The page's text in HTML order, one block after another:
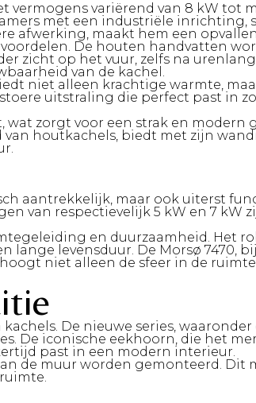
variërend van 8 kW tot
met een industriële inrichting,
afwerking, maakt hem een
De houten handvatten
zicht op het vuur, zelfs na
van de kachel.
niet alleen krachtige warmte,
uitstraling die perfect past in
zorgt voor een strak en
houtkachels, biedt met zijn
aantrekkelijk, maar ook uiterst
van respectievelijk 5 kW en 7 kW
en duurzaamheid. Het
levensduur. De Morsø 7470,
niet alleen de sfeer in de
De nieuwe series, waaronder
De iconische eekhoorn, die het
past in een modern interieur.
de muur worden gemonteerd.